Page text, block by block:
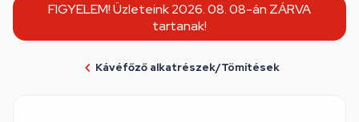
FIGYELEM! Üzleteink 2026. 08. 08-án ZÁRVA
tartanak!
Kávéfőző alkatrészek/Tömítések